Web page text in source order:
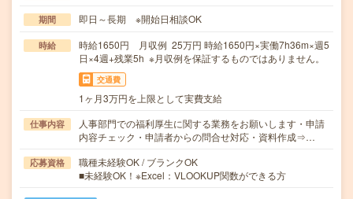
期間 即日～長期 ※開始日相談OK
時給
時給1650円 月収例 25万円 時給1650円×実働7h36m×週5
日×4週+残業5h ※月収例を保証するものではありません。
交通費
1ヶ月3万円を上限として実費支給
仕事内容
人事部門での福利厚生に関する業務をお願いします・申請
内容チェック・申請者からの問合せ対応・資料作成⇒…
応募資格
職種未経験OK / ブランクOK
■未経験OK！※Excel：VLOOKUP関数ができる方